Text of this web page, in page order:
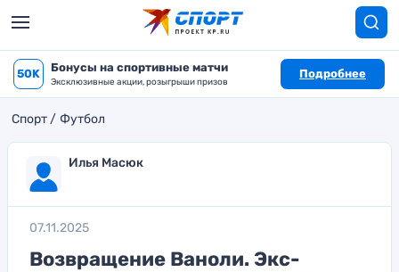
50K Бонусы на спортивные матчи
Эксклюзивные акции, розыгрыши призов
Подробнее
Спорт Футбол
Илья Масюк
07.11.2025
Возвращение Ваноли. Экс-